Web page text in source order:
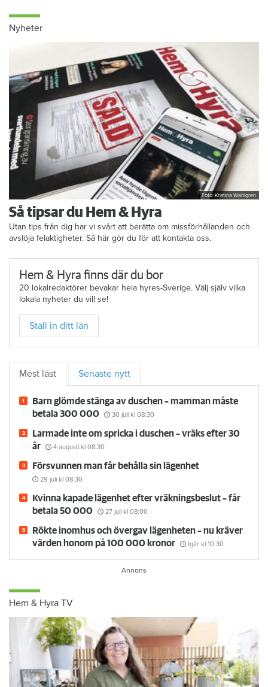
Nyheter
Foto: Kristina Wahlgren
Så tipsar du Hem & Hyra
Utan tips från dig har vi svårt att berätta om missförhållanden och
avslöja felaktigheter. Så här gör du för att kontakta oss.
Hem & Hyra finns där du bor
20 lokalredaktörer bevakar hela hyres-Sverige. Välj själv vilka
lokala nyheter du vill se!
Ställ in ditt län
Mest läst Senaste nytt
Barn glömde stänga av duschen – mamman måste
betala 300 000
30 juli kl 08:30
Larmade inte om spricka i duschen – vräks efter 30
år
4 augusti kl 08:30
Försvunnen man får behålla sin lägenhet
29 juli kl 08:30
Kvinna kapade lägenhet efter vräkningsbeslut – får
betala 50 000
27 juli kl 08:00
Rökte inomhus och övergav lägenheten – nu kräver
värden honom på 100 000 kronor
Igår kl 10:30
Hem & Hyra TV